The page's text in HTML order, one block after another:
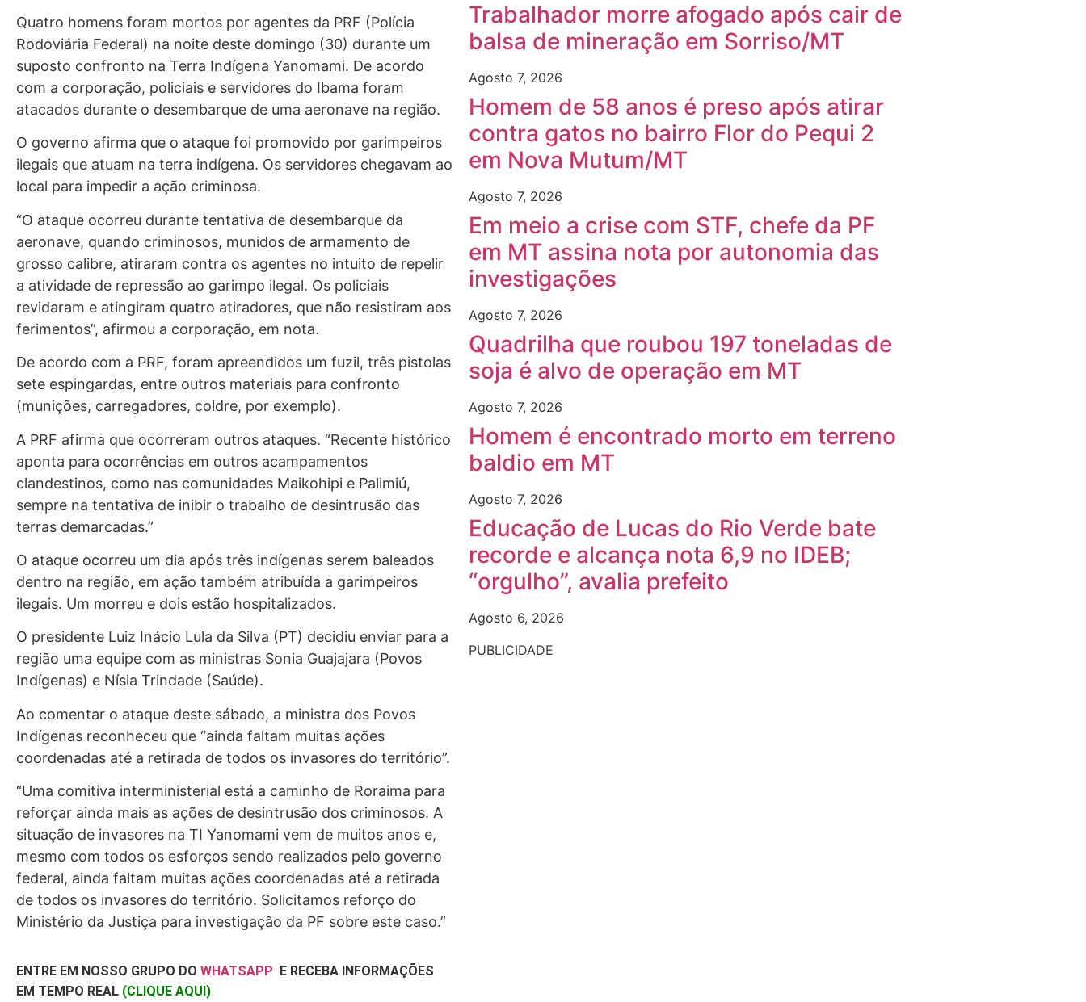
Quatro homens foram mortos por agentes da PRF (Polícia
Rodoviária Federal) na noite deste domingo (30) durante um
suposto confronto na Terra Indígena Yanomami. De acordo
com a corporação, policiais e servidores do Ibama foram
atacados durante o desembarque de uma aeronave na região.
O governo afirma que o ataque foi promovido por garimpeiros
ilegais que atuam na terra indígena. Os servidores chegavam ao
local para impedir a ação criminosa.
“O ataque ocorreu durante tentativa de desembarque da
aeronave, quando criminosos, munidos de armamento de
grosso calibre, atiraram contra os agentes no intuito de repelir
a atividade de repressão ao garimpo ilegal. Os policiais
revidaram e atingiram quatro atiradores, que não resistiram aos
ferimentos”, afirmou a corporação, em nota.
De acordo com a PRF, foram apreendidos um fuzil, três pistolas
sete espingardas, entre outros materiais para confronto
(munições, carregadores, coldre, por exemplo).
A PRF afirma que ocorreram outros ataques. “Recente histórico
aponta para ocorrências em outros acampamentos
clandestinos, como nas comunidades Maikohipi e Palimiú,
sempre na tentativa de inibir o trabalho de desintrusão das
terras demarcadas.”
O ataque ocorreu um dia após três indígenas serem baleados
dentro na região, em ação também atribuída a garimpeiros
ilegais. Um morreu e dois estão hospitalizados.
O presidente Luiz Inácio Lula da Silva (PT) decidiu enviar para a
região uma equipe com as ministras Sonia Guajajara (Povos
Indígenas) e Nísia Trindade (Saúde).
Ao comentar o ataque deste sábado, a ministra dos Povos
Indígenas reconheceu que “ainda faltam muitas ações
coordenadas até a retirada de todos os invasores do território”.
“Uma comitiva interministerial está a caminho de Roraima para
reforçar ainda mais as ações de desintrusão dos criminosos. A
situação de invasores na TI Yanomami vem de muitos anos e,
mesmo com todos os esforços sendo realizados pelo governo
federal, ainda faltam muitas ações coordenadas até a retirada
de todos os invasores do território. Solicitamos reforço do
Ministério da Justiça para investigação da PF sobre este caso.”
ENTRE EM NOSSO GRUPO DO WHATSAPP E RECEBA INFORMAÇÕES
EM TEMPO REAL (CLIQUE AQUI)
Trabalhador morre afogado após cair de
balsa de mineração em Sorriso/MT
Agosto 7, 2026
Homem de 58 anos é preso após atirar
contra gatos no bairro Flor do Pequi 2
em Nova Mutum/MT
Agosto 7, 2026
Em meio a crise com STF, chefe da PF
em MT assina nota por autonomia das
investigações
Agosto 7, 2026
Quadrilha que roubou 197 toneladas de
soja é alvo de operação em MT
Agosto 7, 2026
Homem é encontrado morto em terreno
baldio em MT
Agosto 7, 2026
Educação de Lucas do Rio Verde bate
recorde e alcança nota 6,9 no IDEB;
“orgulho”, avalia prefeito
Agosto 6, 2026
PUBLICIDADE